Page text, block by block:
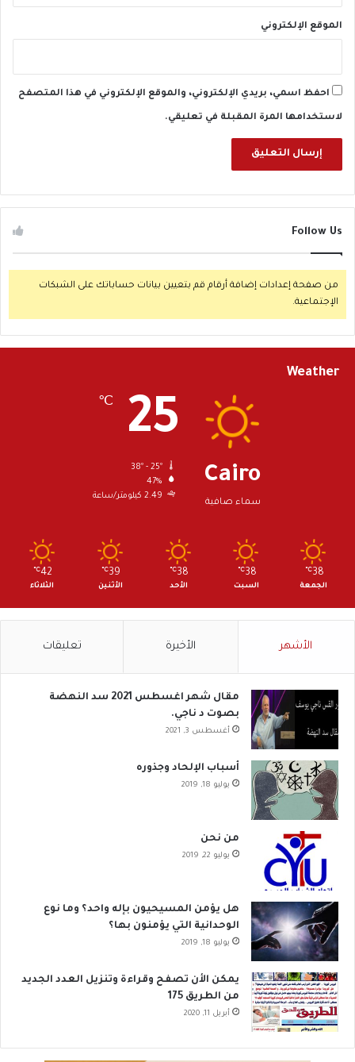
الموقع الإلكتروني
احفظ اسمي، بريدي الإلكتروني، والموقع الإلكتروني في هذا المتصفح
لاستخدامها المرة المقبلة في تعليقي.
Follow Us
من صفحة إعدادات إضافة أرقام قم بتعيين بيانات حساباتك على الشبكات
الإجتماعية.
Weather
Cairo
سماء صافية
25
℃
47%
2.49 كيلومتر/ساعة
38
℃
الجمعة
38
℃
السبت
38
℃
الأحد
39
℃
الأثنين
42
℃
الثلاثاء
الأشهر الأخيرة تعليقات
مقال شهر اغسطس 2021 سد النهضة
بصوت د ناجي.
أغسطس 3, 2021
أسباب الإلحاد وجذوره
يوليو 18, 2019
من نحن
يوليو 22, 2019
هل يؤمن المسيحيون بإله واحد؟ وما نوع
الوحدانية التي يؤمنون بها؟
يوليو 18, 2019
يمكن الأن تصفح وقراءة وتنزيل العدد الجديد
من الطريق 175
أبريل 11, 2020